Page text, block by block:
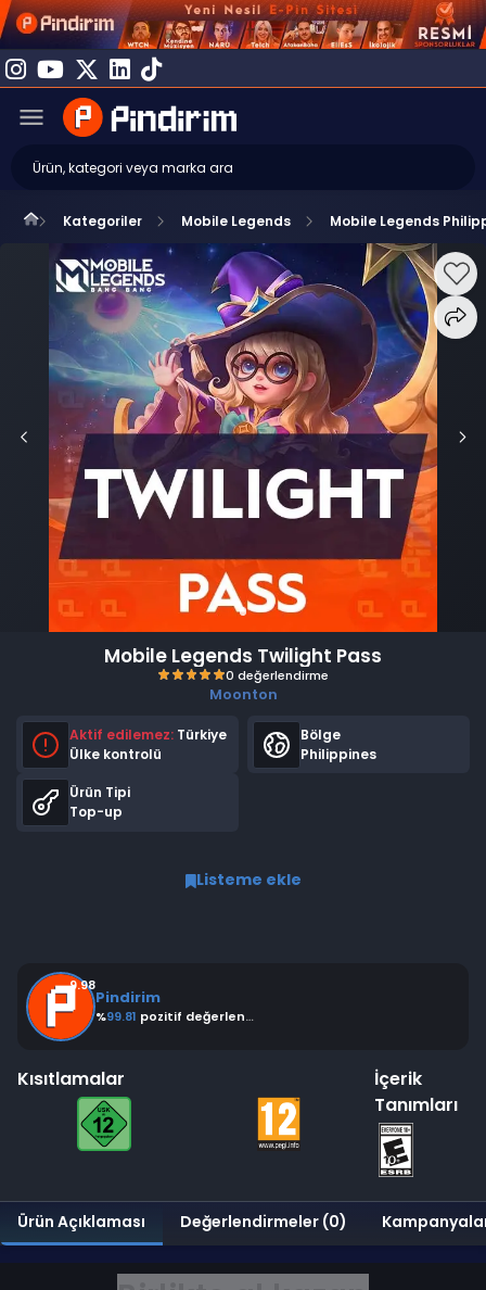
Kategoriler Mobile Legends Mobile Legends
Mobile Legends Twilight Pass
Moonton
Aktif edilemez:Türkiye
Ülke kontrolü
Bölge
Philippines
Ürün Tipi
Top-up
Listeme ekle
9.98
Pindirim
%99.81 pozitif değerlendirme
Kısıtlamalar
İçerik
Tanımları
Ürün Açıklaması Değerlendirmeler (0)